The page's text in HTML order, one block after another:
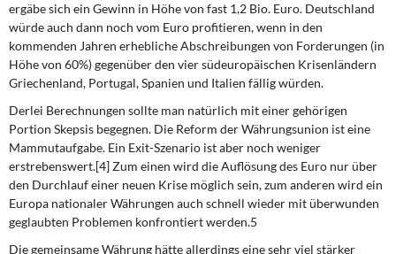
ergäbe sich ein Gewinn in Höhe von fast 1,2 Bio. Euro. Deutschland
würde auch dann noch vom Euro profitieren, wenn in den
kommenden Jahren erhebliche Abschreibungen von Forderungen (in
Höhe von 60%) gegenüber den vier südeuropäischen Krisenländern
Griechenland, Portugal, Spanien und Italien fällig würden.
Derlei Berechnungen sollte man natürlich mit einer gehörigen
Portion Skepsis begegnen. Die Reform der Währungsunion ist eine
Mammutaufgabe. Ein Exit-Szenario ist aber noch weniger
erstrebenswert.[4] Zum einen wird die Auflösung des Euro nur über
den Durchlauf einer neuen Krise möglich sein, zum anderen wird ein
Europa nationaler Währungen auch schnell wieder mit überwunden
geglaubten Problemen konfrontiert werden.5
Die gemeinsame Währung hätte allerdings eine sehr viel stärker